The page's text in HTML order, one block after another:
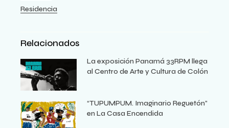
Residencia
Relacionados
La exposición Panamá 33RPM llega
al Centro de Arte y Cultura de Colón
“TUPUMPUM. Imaginario Reguetón”
en La Casa Encendida